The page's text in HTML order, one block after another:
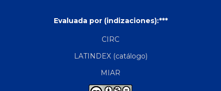
Evaluada por (indizaciones):***
CIRC
LATINDEX (catálogo)
MIAR